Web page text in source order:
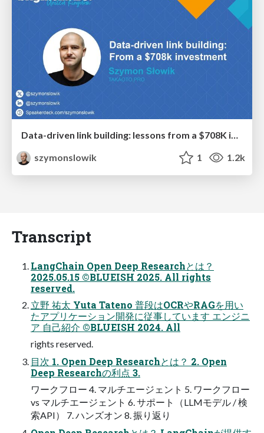
szymonslowik
1 1.2k
Transcript
LangChain Open Deep Researchとは？
2025.05.15 ©BLUEISH 2025. All rights
reserved.
立野 祐太 Yuta Tateno 普段はOCRやRAGを用い
たアプリケーション開発に従事しています エンジニ
ア 自己紹介 ©BLUEISH 2024. All
rights reserved.
目次 1. Open Deep Researchとは？ 2. Open
Deep Researchの利点 3.
ワークフロー 4. マルチエージェント 5. ワークフロー
vs マルチエージェント 6. サポート（LLMモデル / 検
索API） 7. ハンズオン 8. 振り返り